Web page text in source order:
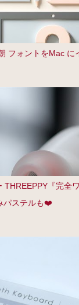
フォントをMac に
THREEPPY『完全
パステルも❤️